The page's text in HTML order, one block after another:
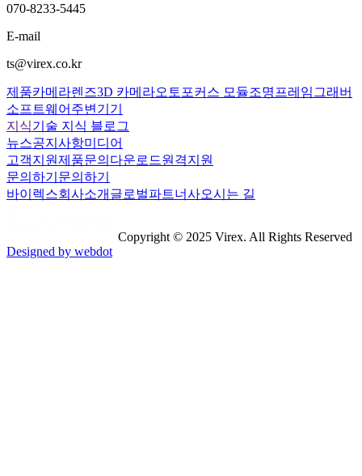
070-8233-5445
E-mail
ts@virex.co.kr
제품카메라렌즈3D 카메라오토포커스 모듈조명 프레임그래버
소프트웨어 주변기기
지식기술 지식 블로그
뉴스공지사항미디어
고객지원제품문의 다운로드원격지원
문의하기 문의하기
바이렉스회사소개 글로벌파트너사오시는 길
Copyright © 2025 Virex. All Rights Reserved
Designed by webdot